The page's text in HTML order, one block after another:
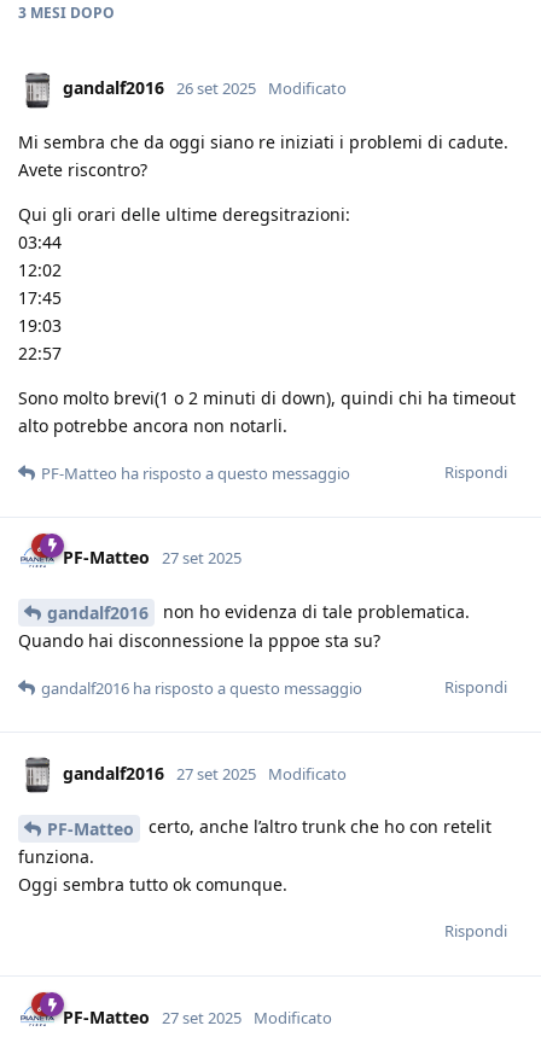
3 MESI DOPO
gandalf2016 26 set 2025 Modificato
Mi sembra che da oggi siano re iniziati i problemi di cadute.
Avete riscontro?
Qui gli orari delle ultime deregsitrazioni:
03:44
12:02
17:45
19:03
22:57
Sono molto brevi(1 o 2 minuti di down), quindi chi ha timeout
alto potrebbe ancora non notarli.
Rispondi
PF-Matteo ha risposto a questo messaggio
PF-Matteo 27 set 2025
gandalf2016
non ho evidenza di tale problematica.
Quando hai disconnessione la pppoe sta su?
Rispondi
gandalf2016 ha risposto a questo messaggio
gandalf2016 27 set 2025 Modificato
PF-Matteo
certo, anche l’altro trunk che ho con retelit
funziona.
Oggi sembra tutto ok comunque.
Rispondi
PF-Matteo 27 set 2025 Modificato